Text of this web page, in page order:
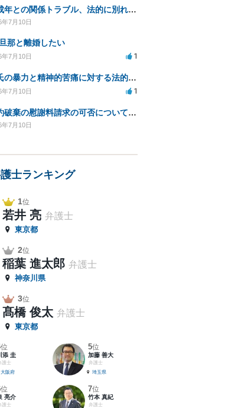
未成年との関係トラブル、法的に別れる方法を相談したい
年7月10日
那と離婚したい
年7月10日 1
彼氏の暴力と精神的苦痛に対する法的措置相談
年7月10日 1
婚約破棄の慰謝料請求の可否についてのご相談
年7月10日
士ランキング
1位
若井 亮 弁護士
東京都
2位
稲葉 進太郎 弁護士
神奈川県
3位
髙橋 俊太 弁護士
東京都
位
添 圭
護士
大阪府
5位
加藤 善大
弁護士
埼玉県
位
亮介
護士
7位
竹本 真紀
弁護士